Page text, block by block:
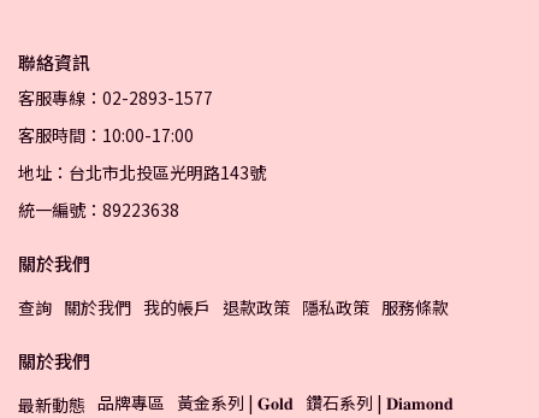
聯絡資訊
客服專線：02-2893-1577
客服時間：10:00-17:00
地址：台北市北投區光明路143號
統一編號：89223638
關於我們
查詢 關於我們 我的帳戶 退款政策 隱私政策 服務條款
關於我們
最新動態 品牌專區 黃金系列 | 𝐆𝐨𝐥𝐝 鑽石系列 | 𝐃𝐢𝐚𝐦𝐨𝐧𝐝